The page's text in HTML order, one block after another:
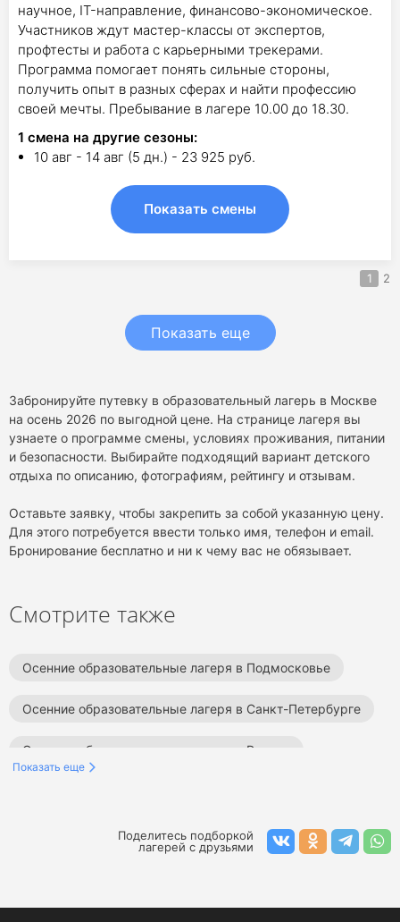
научное, IT-направление, финансово-экономическое.
Участников ждут мастер-классы от экспертов,
профтесты и работа с карьерными трекерами.
Программа помогает понять сильные стороны,
получить опыт в разных сферах и найти профессию
своей мечты. Пребывание в лагере 10.00 до 18.30.
1 смена на другие сезоны:
10 авг - 14 авг (5 дн.) - 23 925 руб.
Показать смены
1 2
Показать еще
Забронируйте путевку в образовательный лагерь в Москве
на осень 2026 по выгодной цене. На странице лагеря вы
узнаете о программе смены, условиях проживания, питании
и безопасности. Выбирайте подходящий вариант детского
отдыха по описанию, фотографиям, рейтингу и отзывам.
Оставьте заявку, чтобы закрепить за собой указанную цену.
Для этого потребуется ввести только имя, телефон и email.
Бронирование бесплатно и ни к чему вас не обязывает.
Смотрите также
Осенние образовательные лагеря в Подмосковье
Осенние образовательные лагеря в Санкт-Петербурге
Осенние образовательные лагеря в России
Осенние лагеря программирования в Москве
Показать еще
Поделитесь подборкой
лагерей с друзьями